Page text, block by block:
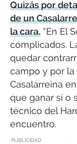
Quizás por
de un
la cara. “En El
complicados.
quedar
campo y por
Casalarreina
que ganar sí o
técnico del
encuentro.
PUBLICIDAD